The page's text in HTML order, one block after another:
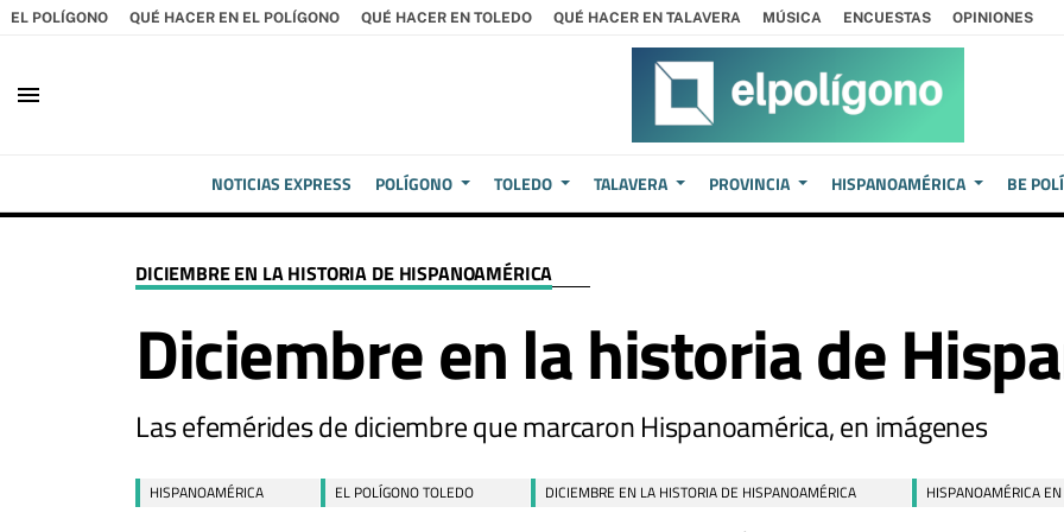
EL POLÍGONO QUÉ HACER EN EL POLÍGONO QUÉ HACER EN TOLEDO QUÉ HACER EN TALAVERA MÚSICA ENCUESTAS OPINIONES
menu
NOTICIAS EXPRESS POLÍGONO TOLEDO TALAVERA PROVINCIA HISPANOAMÉRICA BE
DICIEMBRE EN LA HISTORIA DE HISPANOAMÉRICA
Diciembre en la historia de
Las efemérides de diciembre que marcaron Hispanoamérica, en imágenes
HISPANOAMÉRICA EL POLÍGONO TOLEDO DICIEMBRE EN LA HISTORIA DE HISPANOAMÉRICA HISPANOAMÉRICA